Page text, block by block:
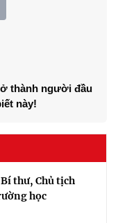
thành người đầu
này!
thư, Chủ tịch
học